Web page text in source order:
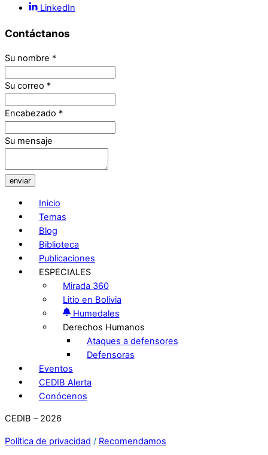
LinkedIn
Contáctanos
Su nombre *
Su correo *
Encabezado *
Su mensaje
enviar
Inicio
Temas
Blog
Biblioteca
Publicaciones
ESPECIALES
Mirada 360
Litio en Bolivia
Humedales
Derechos Humanos
Ataques a defensores
Defensoras
Eventos
CEDIB Alerta
Conócenos
CEDIB – 2026
Política de privacidad / Recomendamos